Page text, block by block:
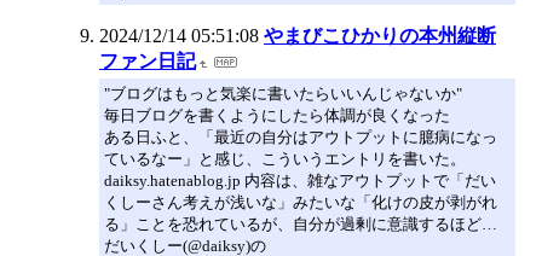
2024/12/14 05:51:08 やまびこひかりの本州縦断
ファン日記
"ブログはもっと気楽に書いたらいいんじゃないか"
毎日ブログを書くようにしたら体調が良くなった
ある日ふと、「最近の自分はアウトプットに臆病になっ
ているなー」と感じ、こういうエントリを書いた。
daiksy.hatenablog.jp 内容は、雑なアウトプットで「だい
くしーさん考えが浅いな」みたいな「化けの皮が剥がれ
る」ことを恐れているが、自分が過剰に意識するほど…
だいくしー(@daiksy)の